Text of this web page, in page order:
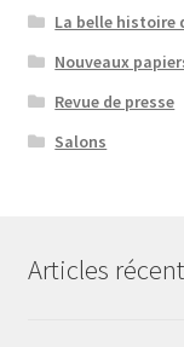
La belle histoire
Nouveaux
Revue de presse
Salons
Articles